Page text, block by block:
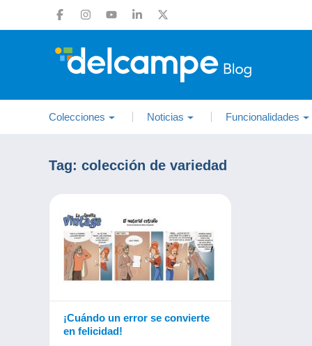
Colecciones Noticias Funcionalidades
Tag: colección de variedad
¡Cuándo un error se convierte
en felicidad!